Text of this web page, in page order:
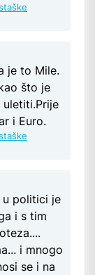
je to Mile.
što je
i Euro.
u politici je
i s tim
i mnogo
se i na